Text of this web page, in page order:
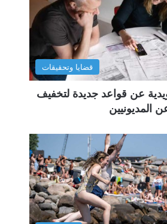
قضايا وتحقيقات
عن قواعد جديدة لتخفيف
المديونيين